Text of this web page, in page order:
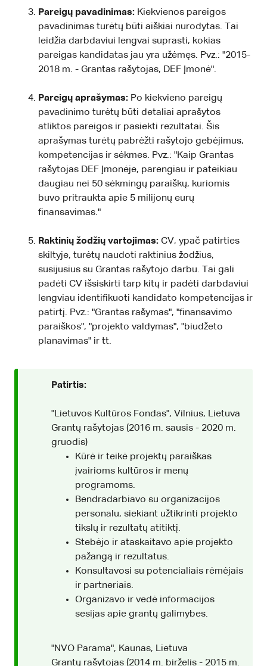
Pareigų pavadinimas: Kiekvienos pareigos
pavadinimas turėtų būti aiškiai nurodytas. Tai
leidžia darbdaviui lengvai suprasti, kokias
pareigas kandidatas jau yra užėmęs. Pvz.: "2015-
2018 m. - Grantas rašytojas, DEF Įmonė".
Pareigų aprašymas: Po kiekvieno pareigų
pavadinimo turėtų būti detaliai aprašytos
atliktos pareigos ir pasiekti rezultatai. Šis
aprašymas turėtų pabrėžti rašytojo gebėjimus,
kompetencijas ir sėkmes. Pvz.: "Kaip Grantas
rašytojas DEF Įmonėje, parengiau ir pateikiau
daugiau nei 50 sėkmingų paraiškų, kuriomis
buvo pritraukta apie 5 milijonų eurų
finansavimas."
Raktinių žodžių vartojimas: CV, ypač patirties
skiltyje, turėtų naudoti raktinius žodžius,
susijusius su Grantas rašytojo darbu. Tai gali
padėti CV išsiskirti tarp kitų ir padėti darbdaviui
lengviau identifikuoti kandidato kompetencijas ir
patirtį. Pvz.: "Grantas rašymas", "finansavimo
paraiškos", "projekto valdymas", "biudžeto
planavimas" ir tt.
Patirtis:
"Lietuvos Kultūros Fondas", Vilnius, Lietuva
Grantų rašytojas (2016 m. sausis - 2020 m.
gruodis)
Kūrė ir teikė projektų paraiškas
įvairioms kultūros ir menų
programoms.
Bendradarbiavo su organizacijos
personalu, siekiant užtikrinti projekto
tikslų ir rezultatų atitiktį.
Stebėjo ir ataskaitavo apie projekto
pažangą ir rezultatus.
Konsultavosi su potencialiais rėmėjais
ir partneriais.
Organizavo ir vedė informacijos
sesijas apie grantų galimybes.
"NVO Parama", Kaunas, Lietuva
Grantų rašytojas (2014 m. birželis - 2015 m.